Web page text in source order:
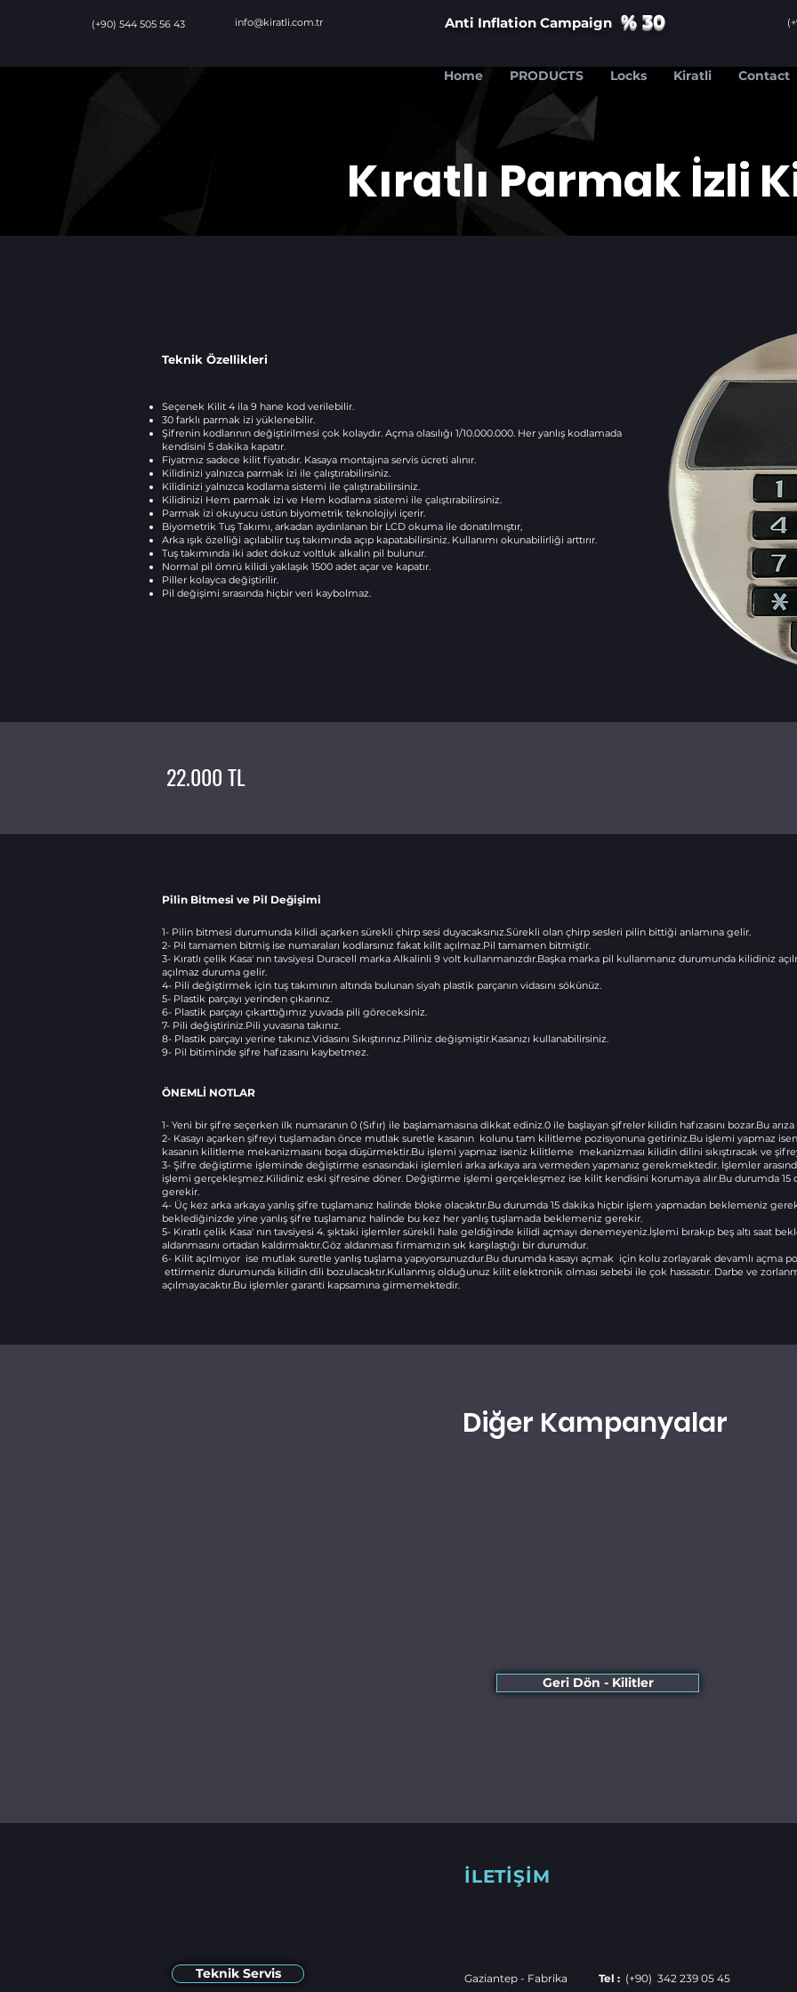
(+90) 544 505 56 43 info@kiratli.com.tr ​Anti Inflation Campaign % 30
Home PRODUCTS Locks Kiratli Contact
Kıratlı Parmak İzli
Teknik Özellikleri
Seçenek Kilit 4 ila 9 hane kod verilebilir.
30 farklı parmak izi yüklenebilir.
Şifrenin kodlarının değiştirilmesi çok kolaydır. Açma olasılığı 1/10.000.000. Her yanlış kodlamada
kendisini 5 dakika kapatır.
Fiyatmız sadece kilit fiyatıdır. Kasaya montajına servis ücreti alınır.
Kilidinizi yalnızca parmak izi ile çalıştırabilirsiniz.
Kilidinizi yalnızca kodlama sistemi ile çalıştırabilirsiniz.
Kilidinizi Hem parmak izi ve Hem kodlama sistemi ile çalıştırabilirsiniz.
Parmak izi okuyucu üstün biyometrik teknolojiyi içerir.
Biyometrik Tuş Takımı, arkadan aydınlanan bir LCD okuma ile donatılmıştır,
Arka ışık özelliği açılabilir tuş takımında açıp kapatabilirsiniz. Kullanımı okunabilirliği arttırır.
Tuş takımında iki adet dokuz voltluk alkalin pil bulunur.
Normal pil ömrü kilidi yaklaşık 1500 adet açar ve kapatır.
Piller kolayca değiştirilir.
Pil değişimi sırasında hiçbir veri kaybolmaz.
22.000 TL
Pilin Bitmesi ve Pil Değişimi
1- Pilin bitmesi durumunda kilidi açarken sürekli çhirp sesi duyacaksınız.Sürekli olan çhirp sesleri pilin bittiği anlamına gelir.
2- Pil tamamen bitmiş ise numaraları kodlarsınız fakat kilit açılmaz.Pil tamamen bitmiştir.
3- Kıratlı çelik Kasa' nın tavsiyesi Duracell marka Alkalinli 9 volt kullanmanızdır.Başka marka pil kullanmanız durumunda kilidiniz
açılmaz duruma gelir.
4- Pili değiştirmek için tuş takımının altında bulunan siyah plastik parçanın vidasını sökünüz.
5- Plastik parçayı yerinden çıkarınız.
6- Plastik parçayı çıkarttığımız yuvada pili göreceksiniz.
7- Pili değiştiriniz.Pili yuvasına takınız.
8- Plastik parçayı yerine takınız.Vidasını Sıkıştırınız.Piliniz değişmiştir.Kasanızı kullanabilirsiniz.
9- Pil bitiminde şifre hafızasını kaybetmez.
ÖNEMLİ NOTLAR
1- Yeni bir şifre seçerken ilk numaranın 0 (Sıfır) ile başlamamasına dikkat ediniz.0 ile başlayan şifreler kilidin hafızasını bozar.Bu arıza
2- Kasayı açarken şifreyi tuşlamadan önce mutlak suretle kasanın kolunu tam kilitleme pozisyonuna getiriniz.Bu işlemi yapmaz
kasanın kilitleme mekanizmasını boşa düşürmektir.Bu işlemi yapmaz iseniz kilitleme mekanizması kilidin dilini sıkıştıracak ve
3- Şifre değiştirme işleminde değiştirme esnasındaki işlemleri arka arkaya ara vermeden yapmanız gerekmektedir. İşlemler
işlemi gerçekleşmez.Kilidiniz eski şifresine döner. Değiştirme işlemi gerçekleşmez ise kilit kendisini korumaya alır.Bu durumda
gerekir.
4- Üç kez arka arkaya yanlış şifre tuşlamanız halinde bloke olacaktır.Bu durumda 15 dakika hiçbir işlem yapmadan beklemeniz
beklediğinizde yine yanlış şifre tuşlamanız halinde bu kez her yanlış tuşlamada beklemeniz gerekir.
5- Kıratlı çelik Kasa' nın tavsiyesi 4. şıktaki işlemler sürekli hale geldiğinde kilidi açmayı denemeyeniz.İşlemi bırakıp beş altı saat
aldanmasını ortadan kaldırmaktır.Göz aldanması firmamızın sık karşılaştığı bir durumdur.
6- Kilit açılmıyor ise mutlak suretle yanlış tuşlama yapıyorsunuzdur.Bu durumda kasayı açmak için kolu zorlayarak devamlı açma
ettirmeniz durumunda kilidin dili bozulacaktır.Kullanmış olduğunuz kilit elektronik olması sebebi ile çok hassastır. Darbe ve
açılmayacaktır.Bu işlemler garanti kapsamına girmemektedir.
Diğer Kampanyalar
Geri Dön - Kilitler
İLETİŞİM
Teknik Servis Gaziantep - Fabrika Tel : (+90) 342 239 05 45